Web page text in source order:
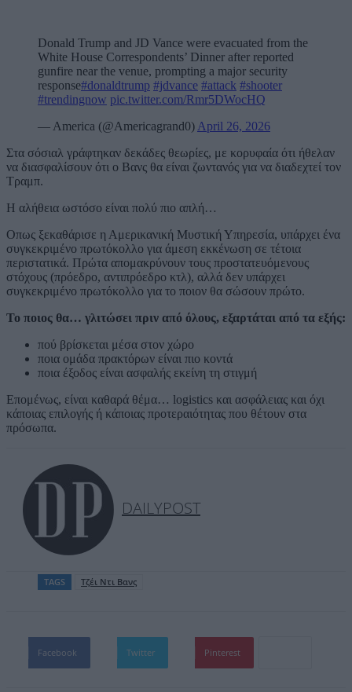
Donald Trump and JD Vance were evacuated from the
White House Correspondents’ Dinner after reported
gunfire near the venue, prompting a major security
response#donaldtrump #jdvance #attack #shooter
#trendingnow pic.twitter.com/Rmr5DWocHQ
— America (@Americagrand0) April 26, 2026
Στα σόσιαλ γράφτηκαν δεκάδες θεωρίες, με κορυφαία ότι ήθελαν
να διασφαλίσουν ότι ο Βανς θα είναι ζωντανός για να διαδεχτεί τον
Τραμπ.
Η αλήθεια ωστόσο είναι πολύ πιο απλή…
Οπως ξεκαθάρισε η Αμερικανική Μυστική Υπηρεσία, υπάρχει ένα
συγκεκριμένο πρωτόκολλο για άμεση εκκένωση σε τέτοια
περιστατικά. Πρώτα απομακρύνουν τους προστατευόμενους
στόχους (πρόεδρο, αντιπρόεδρο κτλ), αλλά δεν υπάρχει
συγκεκριμένο πρωτόκολλο για το ποιον θα σώσουν πρώτο.
Το ποιος θα… γλιτώσει πριν από όλους, εξαρτάται από τα εξής:
πού βρίσκεται μέσα στον χώρο
ποια ομάδα πρακτόρων είναι πιο κοντά
ποια έξοδος είναι ασφαλής εκείνη τη στιγμή
Επομένως, είναι καθαρά θέμα… logistics και ασφάλειας και όχι
κάποιας επιλογής ή κάποιας προτεραιότητας που θέτουν στα
πρόσωπα.
DAILYPOST
TAGS Τζέι Ντι Βανς
Facebook Twitter Pinterest